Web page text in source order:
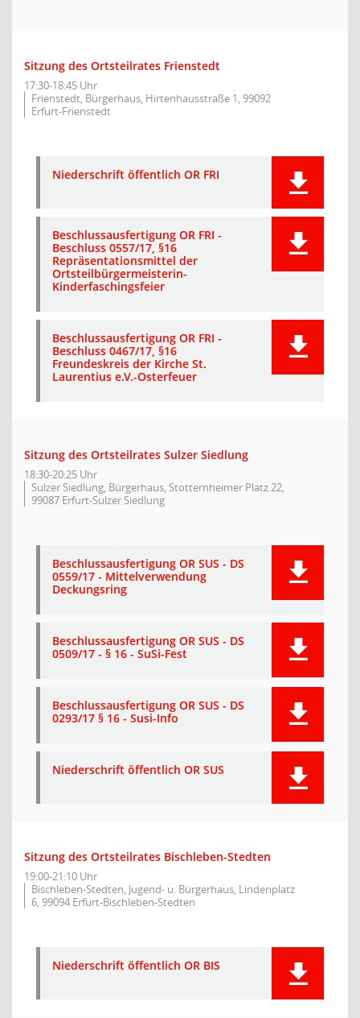
Sitzung des Ortsteilrates Frienstedt
17:30-18:45 Uhr
Frienstedt, Bürgerhaus, Hirtenhausstraße 1, 99092
Erfurt-Frienstedt
Niederschrift öffentlich OR FRI
Beschlussausfertigung OR FRI -
Beschluss 0557/17, §16
Repräsentationsmittel der
Ortsteilbürgermeisterin-
Kinderfaschingsfeier
Beschlussausfertigung OR FRI -
Beschluss 0467/17, §16
Freundeskreis der Kirche St.
Laurentius e.V.-Osterfeuer
Sitzung des Ortsteilrates Sulzer Siedlung
18:30-20:25 Uhr
Sulzer Siedlung, Bürgerhaus, Stotternheimer Platz 22,
99087 Erfurt-Sulzer Siedlung
Beschlussausfertigung OR SUS - DS
0559/17 - Mittelverwendung
Deckungsring
Beschlussausfertigung OR SUS - DS
0509/17 - § 16 - SuSi-Fest
Beschlussausfertigung OR SUS - DS
0293/17 § 16 - Susi-Info
Niederschrift öffentlich OR SUS
Sitzung des Ortsteilrates Bischleben-Stedten
19:00-21:10 Uhr
Bischleben-Stedten, Jugend- u. Bürgerhaus, Lindenplatz
6, 99094 Erfurt-Bischleben-Stedten
Niederschrift öffentlich OR BIS